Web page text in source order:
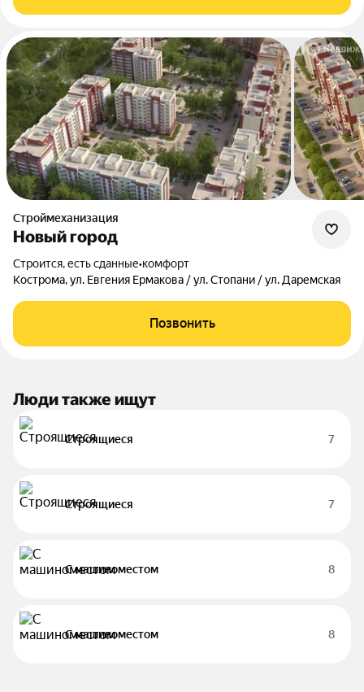
Строймеханизация
Новый город
Строится, есть сданные•комфорт
Кострома, ул. Евгения Ермакова / ул. Стопани / ул. Даремская
Позвонить
Люди также ищут
Строящиеся 7
Строящиеся 7
С машиноместом 8
С машиноместом 8